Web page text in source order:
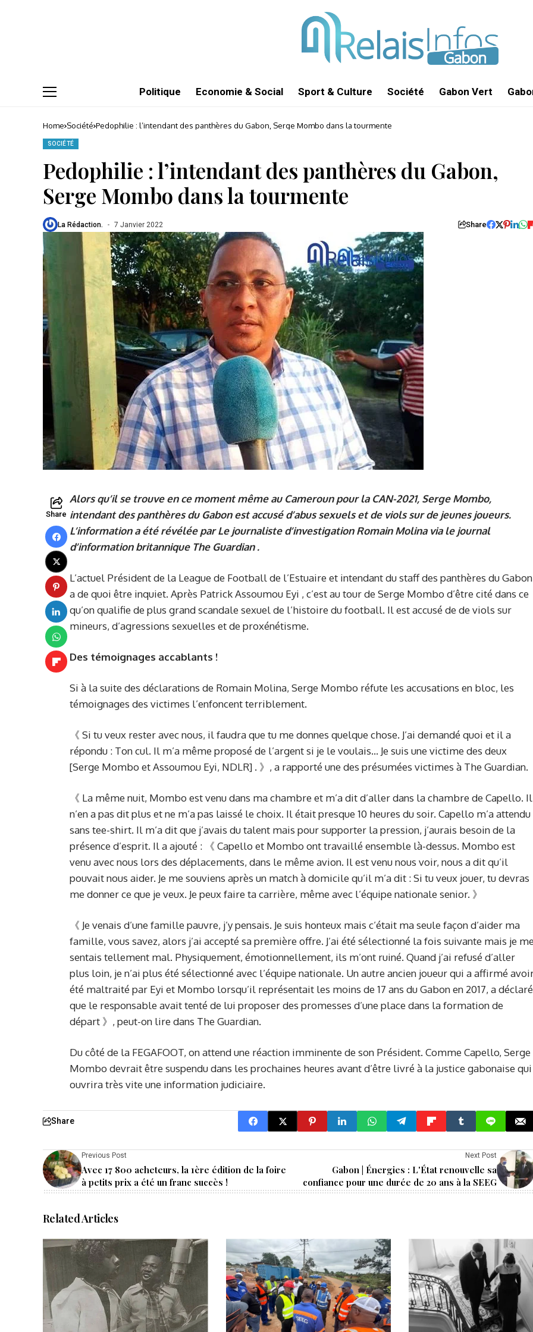
Politique Economie & Social Sport & Culture Société Gabon Vert
Home Société Pedophilie : l’intendant des panthères du Gabon, Serge Mombo dans la tourmente
SOCIÉTÉ
Pedophilie : l’intendant des panthères du Gabon,
Serge Mombo dans la tourmente
La Rédaction. 7 Janvier 2022 Share
Share
Alors qu’il se trouve en ce moment même au Cameroun pour la CAN-2021, Serge Mombo,
intendant des panthères du Gabon est accusé d’abus sexuels et de viols sur de jeunes joueurs.
L’information a été révélée par Le journaliste d’investigation Romain Molina via le journal
d’information britannique The Guardian .
L’actuel Président de la League de Football de l’Estuaire et intendant du staff des panthères du Gabon
a de quoi être inquiet. Après Patrick Assoumou Eyi , c’est au tour de Serge Mombo d’être cité dans ce
qu’on qualifie de plus grand scandale sexuel de l’histoire du football. Il est accusé de de viols sur
mineurs, d’agressions sexuelles et de proxénétisme.
Des témoignages accablants !
Si à la suite des déclarations de Romain Molina, Serge Mombo réfute les accusations en bloc, les
témoignages des victimes l’enfoncent terriblement.
《 Si tu veux rester avec nous, il faudra que tu me donnes quelque chose. J’ai demandé quoi et il a
répondu : Ton cul. Il m’a même proposé de l’argent si je le voulais… Je suis une victime des deux
[Serge Mombo et Assoumou Eyi, NDLR] . 》, a rapporté une des présumées victimes à The Guardian.
《 La même nuit, Mombo est venu dans ma chambre et m’a dit d’aller dans la chambre de Capello. Il
n’en a pas dit plus et ne m’a pas laissé le choix. Il était presque 10 heures du soir. Capello m’a attendu
sans tee-shirt. Il m’a dit que j’avais du talent mais pour supporter la pression, j’aurais besoin de la
présence d’esprit. Il a ajouté : 《 Capello et Mombo ont travaillé ensemble là-dessus. Mombo est
venu avec nous lors des déplacements, dans le même avion. Il est venu nous voir, nous a dit qu’il
pouvait nous aider. Je me souviens après un match à domicile qu’il m’a dit : Si tu veux jouer, tu devras
me donner ce que je veux. Je peux faire ta carrière, même avec l’équipe nationale senior. 》
《 Je venais d’une famille pauvre, j’y pensais. Je suis honteux mais c’était ma seule façon d’aider ma
famille, vous savez, alors j’ai accepté sa première offre. J’ai été sélectionné la fois suivante mais je me
sentais tellement mal. Physiquement, émotionnellement, ils m’ont ruiné. Quand j’ai refusé d’aller
plus loin, je n’ai plus été sélectionné avec l’équipe nationale. Un autre ancien joueur qui a affirmé
été maltraité par Eyi et Mombo lorsqu’il représentait les moins de 17 ans du Gabon en 2017, a déclaré
que le responsable avait tenté de lui proposer des promesses d’une place dans la formation de
départ 》, peut-on lire dans The Guardian.
Du côté de la FEGAFOOT, on attend une réaction imminente de son Président. Comme Capello, Serge
Mombo devrait être suspendu dans les prochaines heures avant d’être livré à la justice gabonaise qui
ouvrira très vite une information judiciaire.
Share
Previous Post
Avec 17 800 acheteurs, la 1ère édition de la foire
à petits prix a été un franc succès !
Next Post
Gabon | Énergies : L'État renouvelle sa
confiance pour une durée de 20 ans à la SEEG
Related Articles